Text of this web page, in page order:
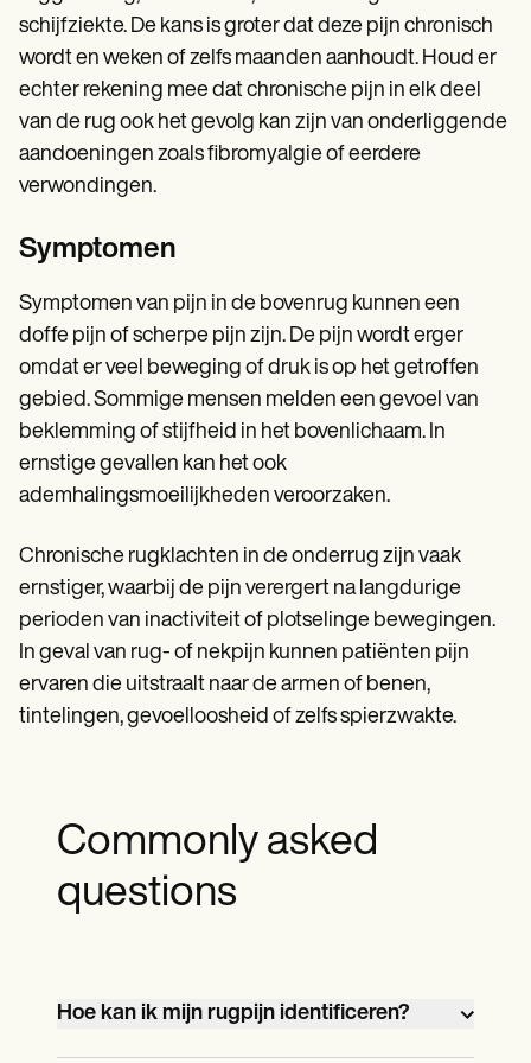
schijfziekte. De kans is groter dat deze pijn chronisch
wordt en weken of zelfs maanden aanhoudt. Houd er
echter rekening mee dat chronische pijn in elk deel
van de rug ook het gevolg kan zijn van onderliggende
aandoeningen zoals fibromyalgie of eerdere
verwondingen.
Symptomen
Symptomen van pijn in de bovenrug kunnen een
doffe pijn of scherpe pijn zijn. De pijn wordt erger
omdat er veel beweging of druk is op het getroffen
gebied. Sommige mensen melden een gevoel van
beklemming of stijfheid in het bovenlichaam. In
ernstige gevallen kan het ook
ademhalingsmoeilijkheden veroorzaken.
Chronische rugklachten in de onderrug zijn vaak
ernstiger, waarbij de pijn verergert na langdurige
perioden van inactiviteit of plotselinge bewegingen.
In geval van rug- of nekpijn kunnen patiënten pijn
ervaren die uitstraalt naar de armen of benen,
tintelingen, gevoelloosheid of zelfs spierzwakte.
Commonly asked
questions
Hoe kan ik mijn rugpijn identificeren?
U kunt uw rugpijn identificeren door de